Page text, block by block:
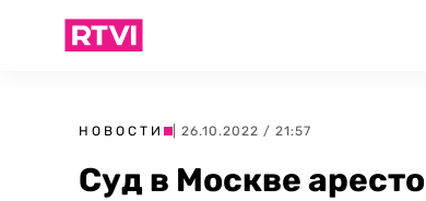
НОВОСТИ | 26.10.2022 / 21:57
Суд в Москве